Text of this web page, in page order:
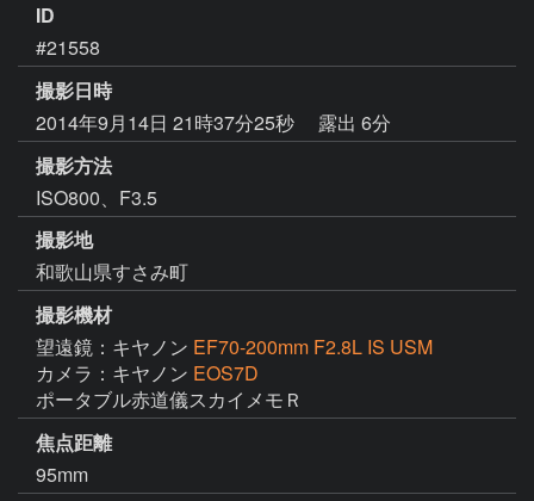
ID
#21558
撮影日時
2014年9月14日 21時37分25秒
露出 6分
撮影方法
ISO800、F3.5
撮影地
和歌山県すさみ町
撮影機材
望遠鏡：キヤノン EF70-200mm F2.8L IS USM
カメラ：キヤノン EOS7D
焦点距離
95mm